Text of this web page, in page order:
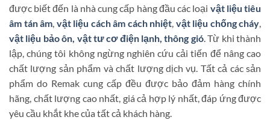
được biết đến là nhà cung cấp hàng đầu các loại vật liệu tiêu
âm tán âm, vật liệu cách âm cách nhiệt, vật liệu chống cháy,
vật liệu bảo ôn, vật tư cơ điện lạnh, thông gió. Từ khi thành
lập, chúng tôi không ngừng nghiên cứu cải tiến để nâng cao
chất lượng sản phẩm và chất lượng dịch vụ. Tất cả các sản
phẩm do Remak cung cấp đều được bảo đảm hàng chính
hãng, chất lượng cao nhất, giá cả hợp lý nhất, đáp ứng được
yêu cầu khắt khe của tất cả khách hàng.